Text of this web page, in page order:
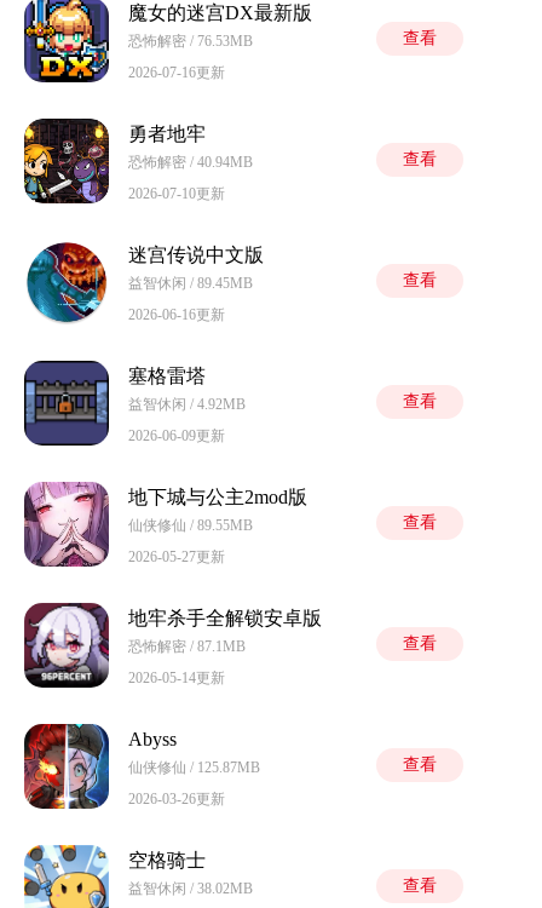
魔女的迷宫DX最新版
恐怖解密 / 76.53MB
2026-07-16更新
查看
勇者地牢
恐怖解密 / 40.94MB
2026-07-10更新
查看
迷宫传说中文版
益智休闲 / 89.45MB
2026-06-16更新
查看
塞格雷塔
益智休闲 / 4.92MB
2026-06-09更新
查看
地下城与公主2mod版
仙侠修仙 / 89.55MB
2026-05-27更新
查看
地牢杀手全解锁安卓版
恐怖解密 / 87.1MB
2026-05-14更新
查看
Abyss
仙侠修仙 / 125.87MB
2026-03-26更新
查看
空格骑士
益智休闲 / 38.02MB
查看